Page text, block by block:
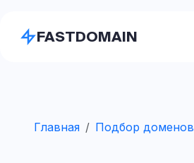
FASTDOMAIN
Главная Подбор доменов